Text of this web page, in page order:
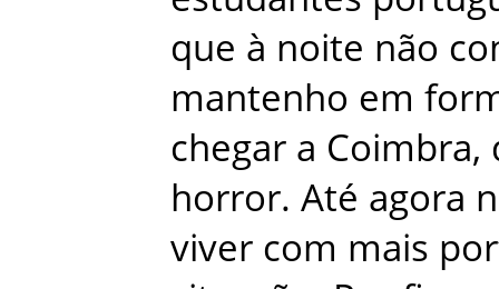
que à noite não
mantenho em
chegar a Coimbra,
horror. Até agora
viver com mais